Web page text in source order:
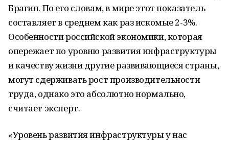
Брагин. По его словам, в мире этот показатель
составляет в среднем как раз искомые 2-3%.
Особенности российской экономики, которая
опережает по уровню развития инфраструктуры
и качеству жизни другие развивающиеся страны,
могут сдерживать рост производительности
труда, однако это абсолютно нормально,
считает эксперт.
«Уровень развития инфраструктуры у нас